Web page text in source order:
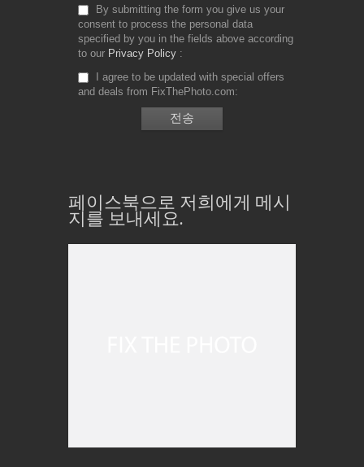
By submitting the form you give us your
consent to process the personal data
specified by you in the fields above according
to our Privacy Policy
I agree to be updated with special offers
and deals from FixThePhoto.com
페이스북으로 저희에게 메시
지를 보내세요.